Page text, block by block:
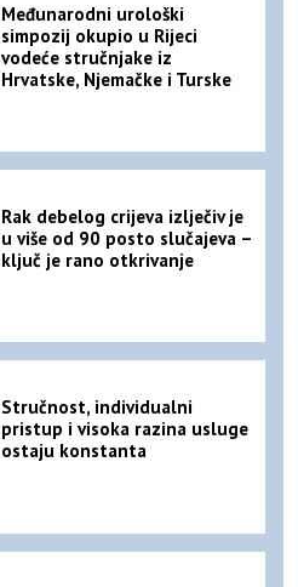
Međunarodni urološki
simpozij okupio u Rijeci
vodeće stručnjake iz
Hrvatske, Njemačke i Turske
Rak debelog crijeva izlječiv je
u više od 90 posto slučajeva –
ključ je rano otkrivanje
Stručnost, individualni
pristup i visoka razina usluge
ostaju konstanta